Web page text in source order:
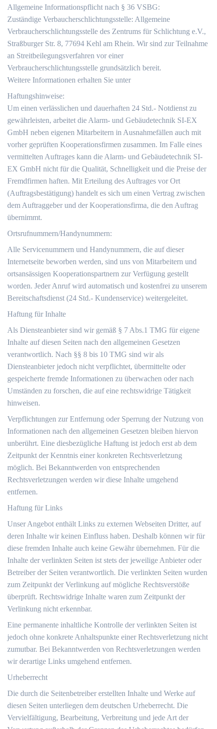
Allgemeine Informationspflicht nach § 36 VSBG:
Zuständige Verbaucherschlichtungsstelle: Allgemeine
Verbraucherschlichtungsstelle des Zentrums für Schlichtung e.V.,
Straßburger Str. 8, 77694 Kehl am Rhein. Wir sind zur Teilnahme
an Streitbeilegungsverfahren vor einer
Verbraucherschlichtungsstelle grundsätzlich bereit.
Weitere Informationen erhalten Sie unter
Haftungshinweise:
Um einen verlässlichen und dauerhaften 24 Std.- Notdienst zu
gewährleisten, arbeitet die Alarm- und Gebäudetechnik SI-EX
GmbH neben eigenen Mitarbeitern in Ausnahmefällen auch mit
vorher geprüften Kooperationsfirmen zusammen. Im Falle eines
vermittelten Auftrages kann die Alarm- und Gebäudetechnik SI-
EX GmbH nicht für die Qualität, Schnelligkeit und die Preise der
Fremdfirmen haften. Mit Erteilung des Auftrages vor Ort
(Auftragsbestätigung) handelt es sich um einen Vertrag zwischen
dem Auftraggeber und der Kooperationsfirma, die den Auftrag
übernimmt.
Ortsrufnummern/Handynummern:
Alle Servicenummern und Handynummern, die auf dieser
Internetseite beworben werden, sind uns von Mitarbeitern und
ortsansässigen Kooperationspartnern zur Verfügung gestellt
worden. Jeder Anruf wird automatisch und kostenfrei zu unserem
Bereitschaftsdienst (24 Std.- Kundenservice) weitergeleitet.
Haftung für Inhalte
Als Diensteanbieter sind wir gemäß § 7 Abs.1 TMG für eigene
Inhalte auf diesen Seiten nach den allgemeinen Gesetzen
verantwortlich. Nach §§ 8 bis 10 TMG sind wir als
Diensteanbieter jedoch nicht verpflichtet, übermittelte oder
gespeicherte fremde Informationen zu überwachen oder nach
Umständen zu forschen, die auf eine rechtswidrige Tätigkeit
hinweisen.
Verpflichtungen zur Entfernung oder Sperrung der Nutzung von
Informationen nach den allgemeinen Gesetzen bleiben hiervon
unberührt. Eine diesbezügliche Haftung ist jedoch erst ab dem
Zeitpunkt der Kenntnis einer konkreten Rechtsverletzung
möglich. Bei Bekanntwerden von entsprechenden
Rechtsverletzungen werden wir diese Inhalte umgehend
entfernen.
Haftung für Links
Unser Angebot enthält Links zu externen Webseiten Dritter, auf
deren Inhalte wir keinen Einfluss haben. Deshalb können wir für
diese fremden Inhalte auch keine Gewähr übernehmen. Für die
Inhalte der verlinkten Seiten ist stets der jeweilige Anbieter oder
Betreiber der Seiten verantwortlich. Die verlinkten Seiten wurden
zum Zeitpunkt der Verlinkung auf mögliche Rechtsverstöße
überprüft. Rechtswidrige Inhalte waren zum Zeitpunkt der
Verlinkung nicht erkennbar.
Eine permanente inhaltliche Kontrolle der verlinkten Seiten ist
jedoch ohne konkrete Anhaltspunkte einer Rechtsverletzung nicht
zumutbar. Bei Bekanntwerden von Rechtsverletzungen werden
wir derartige Links umgehend entfernen.
Urheberrecht
Die durch die Seitenbetreiber erstellten Inhalte und Werke auf
diesen Seiten unterliegen dem deutschen Urheberrecht. Die
Vervielfältigung, Bearbeitung, Verbreitung und jede Art der